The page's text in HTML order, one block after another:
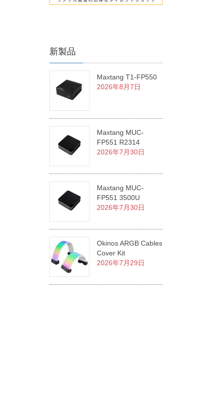
新製品
Maxtang T1-FP550
2026年8月7日
Maxtang MUC-
FP551 R2314
2026年7月30日
Maxtang MUC-
FP551 3500U
2026年7月30日
Okinos ARGB Cables
Cover Kit
2026年7月29日